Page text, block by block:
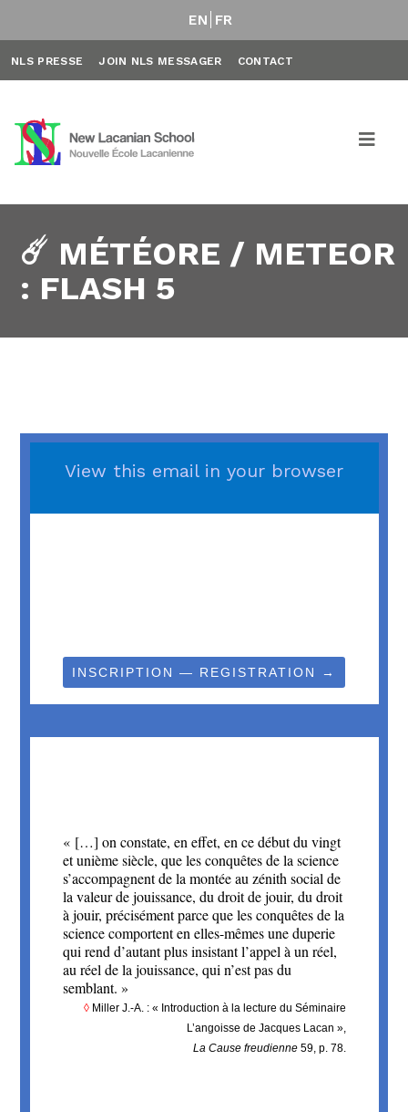
EN FR
NLS PRESSE JOIN NLS MESSAGER CONTACT
☄️ MÉTÉORE / METEOR
: FLASH 5
View this email in your browser
INSCRIPTION — REGISTRATION →
« […] on constate, en effet, en ce début du vingt
et unième siècle, que les conquêtes de la science
s’accompagnent de la montée au zénith social de
la valeur de jouissance, du droit de jouir, du droit
à jouir, précisément parce que les conquêtes de la
science comportent en elles-mêmes une duperie
qui rend d’autant plus insistant l’appel à un réel,
au réel de la jouissance, qui n’est pas du
semblant. »
◊ Miller J.-A. : « Introduction à la lecture du Séminaire
L’angoisse de Jacques Lacan »,
La Cause freudienne59, p. 78.